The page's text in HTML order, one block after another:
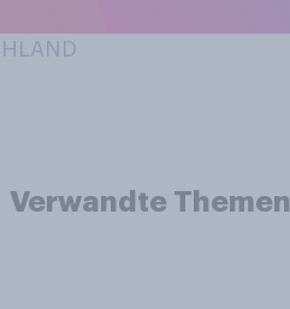
Verwandte Themen